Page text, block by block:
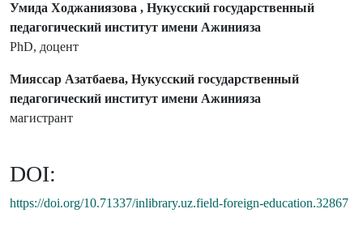
Умида Ходжаниязова , Нукусский государственный
педагогический институт имени Ажинияза
PhD, доцент
Мияссар Азатбаева, Нукусский государственный
педагогический институт имени Ажинияза
магистрант
DOI:
https://doi.org/10.71337/inlibrary.uz.field-foreign-education.32867